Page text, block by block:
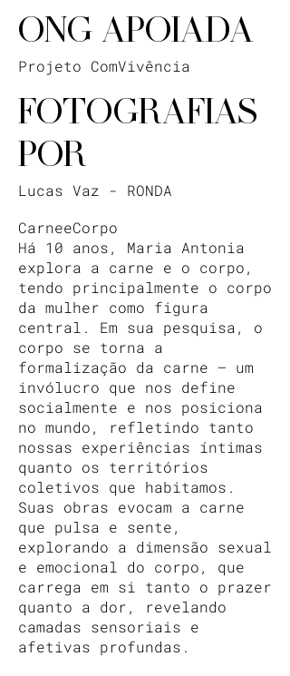
ONG APOIADA
Projeto ComVivência
FOTOGRAFIAS
POR
Lucas Vaz - RONDA
CarneeCorpo
Há 10 anos, Maria Antonia
explora a carne e o corpo,
tendo principalmente o corpo
da mulher como figura
central. Em sua pesquisa, o
corpo se torna a
formalização da carne — um
invólucro que nos define
socialmente e nos posiciona
no mundo, refletindo tanto
nossas experiências íntimas
quanto os territórios
coletivos que habitamos.
Suas obras evocam a carne
que pulsa e sente,
explorando a dimensão sexual
e emocional do corpo, que
carrega em si tanto o prazer
quanto a dor, revelando
camadas sensoriais e
afetivas profundas.